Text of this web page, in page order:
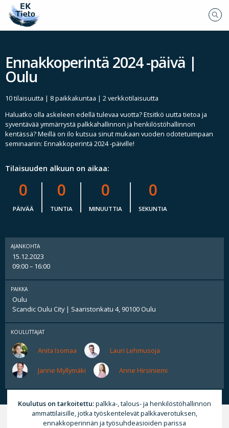
Ennakkoperintä 2024 -päivä |
Oulu
10 tilaisuutta | 8 paikkakuntaa | 2 verkkotilaisuutta
Haluatko olla askeleen edellä tulevaa vuotta? Etsitkö uutta tietoa ja
syventävää ymmärrystä palkkahallinnon ja henkilöstöhallinnon
kentässä? Meillä on ilo kutsua sinut mukaan vuoden odotetuimpaan
seminaariin: Ennakkoperintä 2024 -päiville!
Tilaisuuden alkuun on aikaa:
0
PÄIVÄÄ
0
TUNTIA
0
MINUUTTIA
0
SEKUNTIA
AJANKOHTA
15.12.2023
09:00 – 16:00
PAIKKA
Oulu
Scandic Oulu City | Saaristonkatu 4, 90100 Oulu
KOULUTTAJAT
Anita Isomaa Lauri Lehmusoja
Janne Myllymäki Anne Hirsiniemi
Koulutus on tarkoitettu:palkka-, talous- ja henkilöstöhallinnon
ammattilaisille, jotka työskentelevät palkkaverotuksen,
ennakkoperinnän ja työsuhdeasioiden parissa